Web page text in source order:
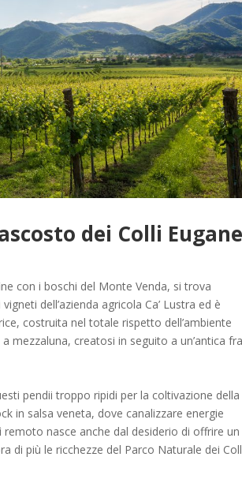
dei Colli
con i boschi del Monte Venda, si trova
dell’azienda agricola Ca’ Lustra ed è
costruita nel totale rispetto dell’ambiente
mezzaluna, creatosi in seguito a un’antica
pendii troppo ripidi per la coltivazione
in salsa veneta, dove canalizzare energie
nasce anche dal desiderio di offrire un
di più le ricchezze del Parco Naturale dei